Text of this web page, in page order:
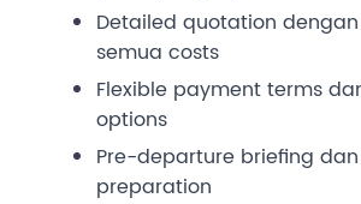
Detailed quotation
semua costs
Flexible payment terms
options
Pre-departure briefing
preparation